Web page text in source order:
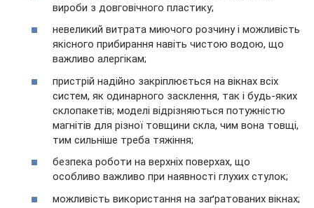
вироби з довговічного пластику;
невеликий витрата миючого розчину і можливість
якісного прибирання навіть чистою водою, що
важливо алергікам;
пристрій надійно закріплюється на вікнах всіх
систем, як одинарного засклення, так і будь-яких
склопакетів; моделі відрізняються потужністю
магнітів для різної товщини скла, чим вона товщі,
тим сильніше треба тяжіння;
безпека роботи на верхніх поверхах, що
особливо важливо при наявності глухих стулок;
можливість використання на заґратованих вікнах;